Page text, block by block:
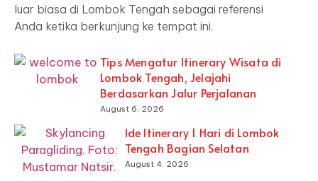
luar biasa di Lombok Tengah sebagai referensi
Anda ketika berkunjung ke tempat ini.
Tips Mengatur Itinerary Wisata di
Lombok Tengah, Jelajahi
Berdasarkan Jalur Perjalanan
August 6, 2026
Ide Itinerary 1 Hari di Lombok
Tengah Bagian Selatan
August 4, 2026